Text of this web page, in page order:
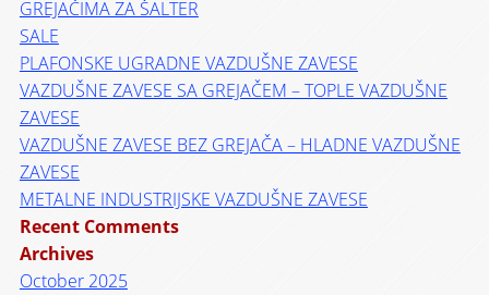
GREJAČIMA ZA ŠALTER
SALE
PLAFONSKE UGRADNE VAZDUŠNE ZAVESE
VAZDUŠNE ZAVESE SA GREJAČEM – TOPLE VAZDUŠNE
ZAVESE
VAZDUŠNE ZAVESE BEZ GREJAČA – HLADNE VAZDUŠNE
ZAVESE
METALNE INDUSTRIJSKE VAZDUŠNE ZAVESE
Recent Comments
Archives
October 2025